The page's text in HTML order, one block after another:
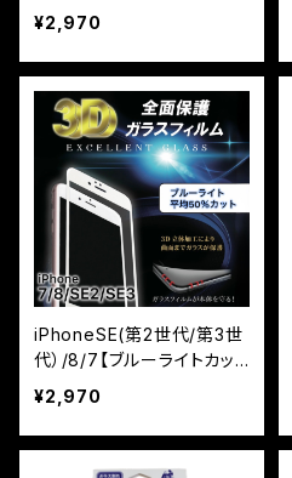
ガラスフィルム『鎧』3D全面
フルカバー ホワイト
¥2,970
iPhoneSE(第2世代/第3世
代）/8/7【ブルーライトカッ
ト】保証付きガラスフィルム
『鎧』3D全面フルカバー
ホワイト
¥2,970